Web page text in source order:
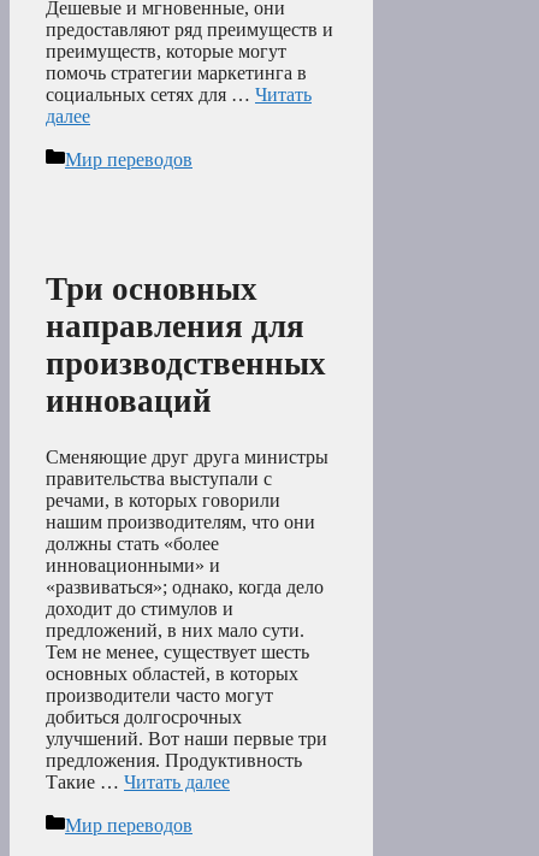
Дешевые и мгновенные, они
предоставляют ряд преимуществ и
преимуществ, которые могут
помочь стратегии маркетинга в
социальных сетях для … Читать
далее
Рубрики
Мир переводов
Три основных
направления для
производственных
инноваций
Сменяющие друг друга министры
правительства выступали с
речами, в которых говорили
нашим производителям, что они
должны стать «более
инновационными» и
«развиваться»; однако, когда дело
доходит до стимулов и
предложений, в них мало сути.
Тем не менее, существует шесть
основных областей, в которых
производители часто могут
добиться долгосрочных
улучшений. Вот наши первые три
предложения. Продуктивность
Такие … Читать далее
Рубрики
Мир переводов